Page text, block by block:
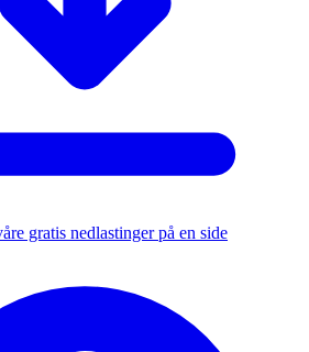
gratis nedlastinger på en side